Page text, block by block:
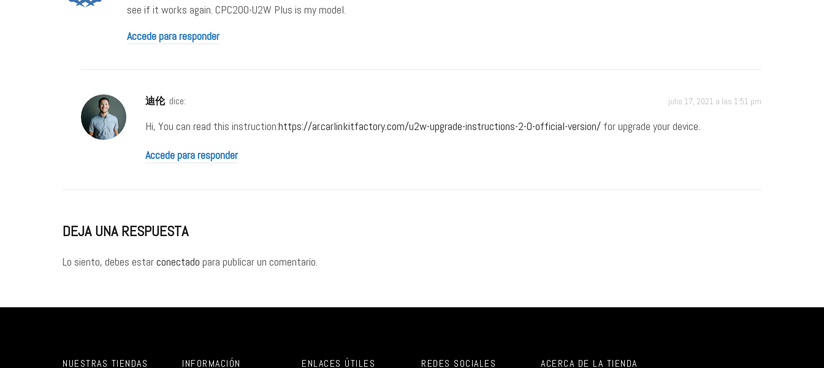
see if it works again. CPC200-U2W Plus is my model.
Accede para responder
迪伦 dice: julio 17, 2021 a las 1:51 pm
Hi, You can read this instruction:https://ar.carlinkitfactory.com/u2w-upgrade-instructions-2-0-official-version/ for upgrade your device.
Accede para responder
DEJA UNA RESPUESTA
Lo siento, debes estarconectado para publicar un comentario.
NUESTRAS TIENDAS INFORMACIÓN ENLACES ÚTILES REDES SOCIALES ACERCA DE LA TIENDA